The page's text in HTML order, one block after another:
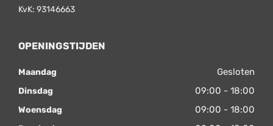
KvK: 93146663
OPENINGSTIJDEN
Maandag Gesloten
Dinsdag 09:00 - 18:00
Woensdag 09:00 - 18:00